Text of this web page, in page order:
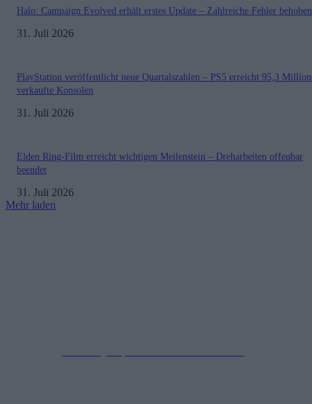
Halo: Campaign Evolved erhält erstes Update – Zahlreiche Fehler behoben
31. Juli 2026
PlayStation veröffentlicht neue Quartalszahlen – PS5 erreicht 95,3
verkaufte Konsolen
31. Juli 2026
Elden Ring-Film erreicht wichtigen Meilenstein – Dreharbeiten offenbar
beendet
31. Juli 2026
Mehr laden